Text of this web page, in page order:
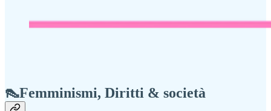
👠Femminismi, Diritti & società